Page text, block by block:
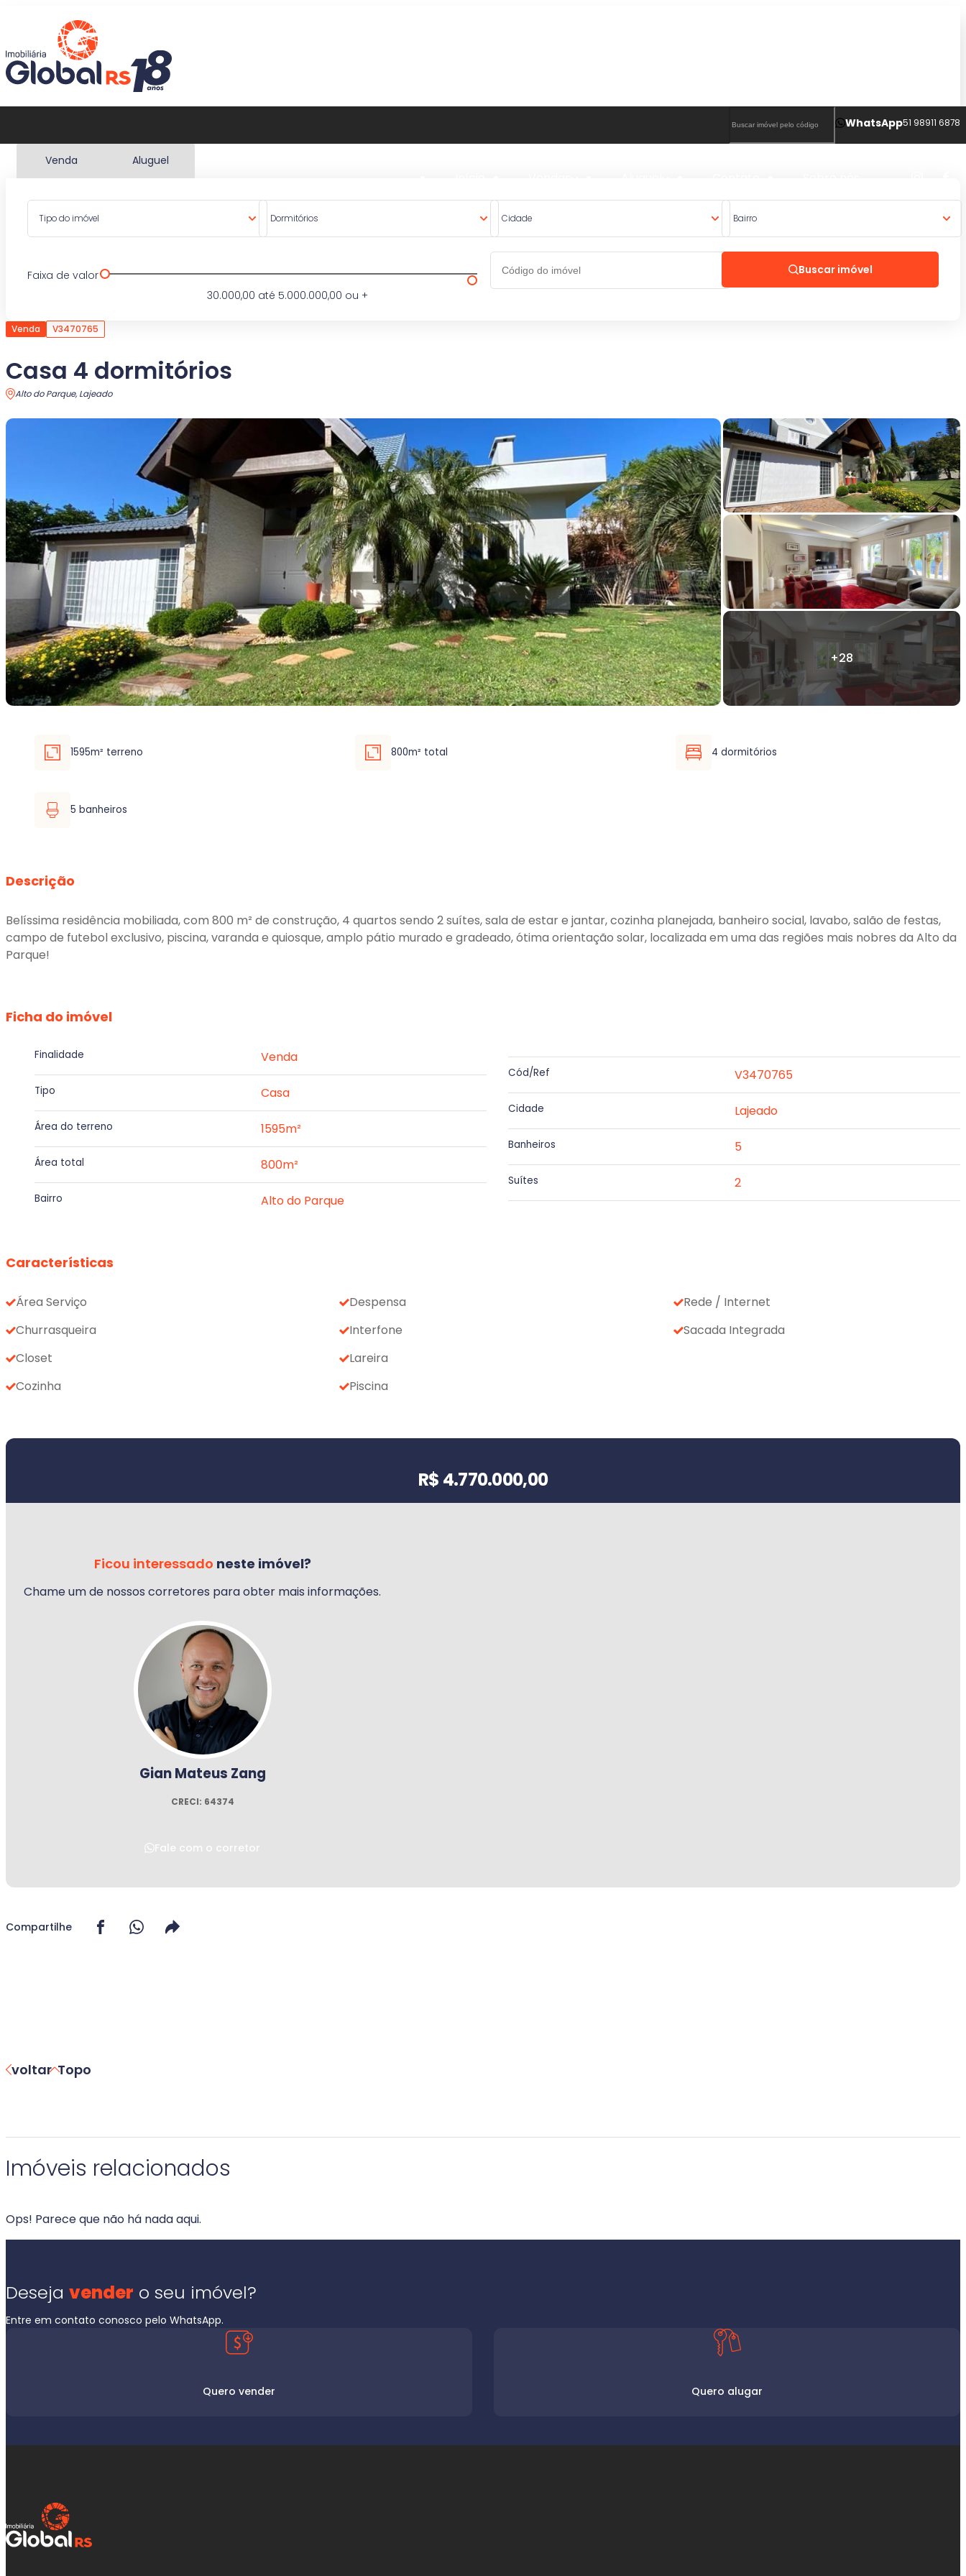
WhatsApp51 98911 6878
Venda Aluguel
Tipo do imóvel Dormitórios Cidade Bairro
Faixa de valor
30.000,00 até 5.000.000,00 ou +
Buscar imóvel
Venda V3470765
Casa 4 dormitórios
Alto do Parque, Lajeado
1595m² terreno 800m² total 4 dormitórios
5 banheiros
Descrição
Belíssima residência mobiliada, com 800 m² de construção, 4 quartos sendo 2 suítes, sala de estar e jantar, cozinha planejada, banheiro social, lavabo, salão de festas,
campo de futebol exclusivo, piscina, varanda e quiosque, amplo pátio murado e gradeado, ótima orientação solar, localizada em uma das regiões mais nobres da Alto da
Parque!
Ficha do imóvel
Finalidade Venda
Tipo Casa
Área do terreno 1595m²
Área total 800m²
Bairro Alto do Parque
Cód/Ref V3470765
Cidade Lajeado
Banheiros 5
Suítes 2
Características
Área Serviço
Churrasqueira
Closet
Cozinha
Despensa
Interfone
Lareira
Piscina
Rede / Internet
Sacada Integrada
R$ 4.770.000,00
Ficou interessado neste imóvel?
Chame um de nossos corretores para obter mais informações.
Gian Mateus Zang
CRECI: 64374
Fale com o corretor
Compartilhe
voltar Topo
Imóveis relacionados
Ops! Parece que não há nada aqui.
Deseja vender o seu imóvel?
Entre em contato conosco pelo WhatsApp.
Quero vender Quero alugar